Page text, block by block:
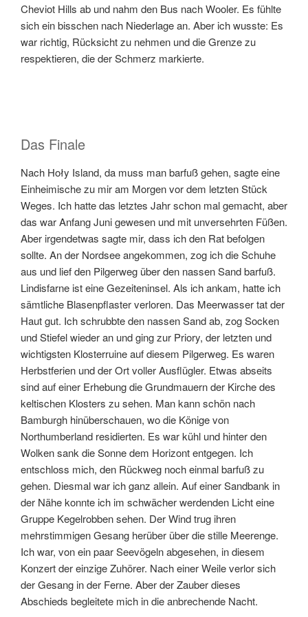
Cheviot Hills ab und nahm den Bus nach Wooler. Es fühlte
sich ein bisschen nach Niederlage an. Aber ich wusste: Es
war richtig, Rücksicht zu nehmen und die Grenze zu
respektieren, die der Schmerz markierte.
Das Finale
Nach Hoły Island, da muss man barfuß gehen, sagte eine
Einheimische zu mir am Morgen vor dem letzten Stück
Weges. Ich hatte das letztes Jahr schon mal gemacht, aber
das war Anfang Juni gewesen und mit unversehrten Füßen.
Aber irgendetwas sagte mir, dass ich den Rat befolgen
sollte. An der Nordsee angekommen, zog ich die Schuhe
aus und lief den Pilgerweg über den nassen Sand barfuß.
Lindisfarne ist eine Gezeiteninsel. Als ich ankam, hatte ich
sämtliche Blasenpflaster verloren. Das Meerwasser tat der
Haut gut. Ich schrubbte den nassen Sand ab, zog Socken
und Stiefel wieder an und ging zur Priory, der letzten und
wichtigsten Klosterruine auf diesem Pilgerweg. Es waren
Herbstferien und der Ort voller Ausflügler. Etwas abseits
sind auf einer Erhebung die Grundmauern der Kirche des
keltischen Klosters zu sehen. Man kann schön nach
Bamburgh hinüberschauen, wo die Könige von
Northumberland residierten. Es war kühl und hinter den
Wolken sank die Sonne dem Horizont entgegen. Ich
entschloss mich, den Rückweg noch einmal barfuß zu
gehen. Diesmal war ich ganz allein. Auf einer Sandbank in
der Nähe konnte ich im schwächer werdenden Licht eine
Gruppe Kegelrobben sehen. Der Wind trug ihren
mehrstimmigen Gesang herüber über die stille Meerenge.
Ich war, von ein paar Seevögeln abgesehen, in diesem
Konzert der einzige Zuhörer. Nach einer Weile verlor sich
der Gesang in der Ferne. Aber der Zauber dieses
Abschieds begleitete mich in die anbrechende Nacht.